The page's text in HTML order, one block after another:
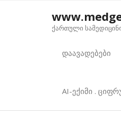
ქართული
დაავადებები
AI-ექიმი .